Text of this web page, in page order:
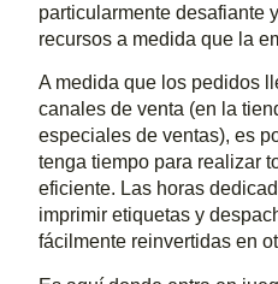
particularmente desafiante
recursos a medida que la
A medida que los pedidos
canales de venta (en la
especiales de ventas), es
tenga tiempo para realizar
eficiente. Las horas
imprimir etiquetas y
fácilmente reinvertidas en